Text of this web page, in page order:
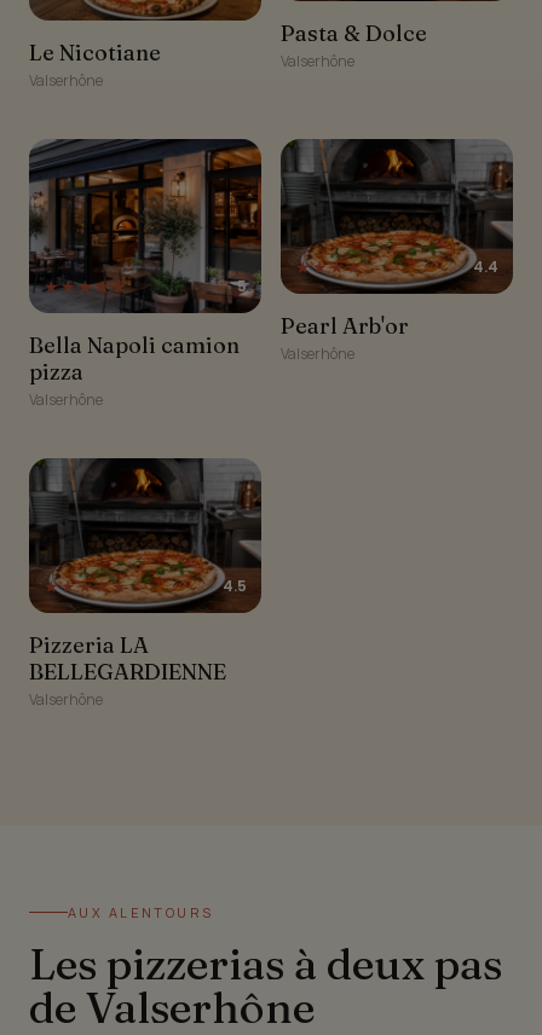
Le Nicotiane
Le Nicotiane
Valserhône
Pasta & Dolce
Pasta & Dolce
Valserhône
Bella Napoli camion pizza
★★★★★ 5
Bella Napoli camion
pizza
Valserhône
Pearl Arb'or
★★★★☆ 4.4
Pearl Arb'or
Valserhône
Pizzeria LA
BELLEGARDIENNE
★★★★★ 4.5
Pizzeria LA
BELLEGARDIENNE
Valserhône
AUX ALENTOURS
Les pizzerias à deux pas
de Valserhône